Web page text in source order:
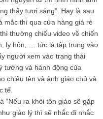
thấy tươi sáng”. Hay là sau
mắc thì qua cửa hàng giá rẻ
thường chiếu video về chiến
ly hôn, … tức là tập trung vào
người xem vào trạng thái
tưởng và hành động của
chiếu tên và ảnh giáo chủ và
tế.
“Nếu ra khỏi tôn giáo sẽ gặp
giáo lý thì sẽ nhắc đi nhắc